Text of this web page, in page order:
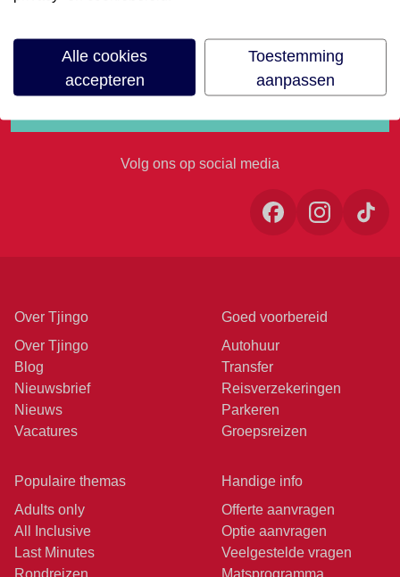
Meld je aan voor onze nieuwsbrief
Volg ons op social media
Over Tjingo
Over Tjingo
Blog
Nieuwsbrief
Nieuws
Vacatures
Goed voorbereid
Autohuur
Transfer
Reisverzekeringen
Parkeren
Groepsreizen
Populaire themas
Adults only
All Inclusive
Last Minutes
Rondreizen
Handige info
Offerte aanvragen
Optie aanvragen
Veelgestelde vragen
Matsprogramma
Alle cookies
accepteren
Toestemming
aanpassen